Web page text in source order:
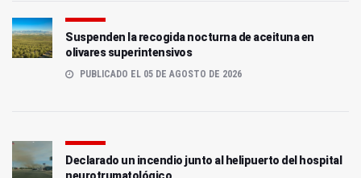
Suspenden la recogida nocturna de aceituna en
olivares superintensivos
PUBLICADO EL 05 DE AGOSTO DE 2026
Declarado un incendio junto al helipuerto del hospital
neurotrumatológico